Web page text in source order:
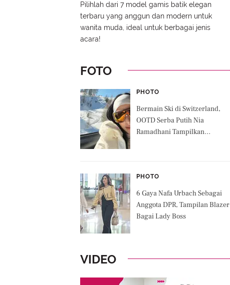
Pilihlah dari 7 model gamis batik elegan
terbaru yang anggun dan modern untuk
wanita muda, ideal untuk berbagai jenis
acara!
FOTO
PHOTO
Bermain Ski di Switzerland,
OOTD Serba Putih Nia
Ramadhani Tampilkan
PHOTO
6 Gaya Nafa Urbach Sebagai
Anggota DPR, Tampilan Blazer
Bagai Lady Boss
VIDEO